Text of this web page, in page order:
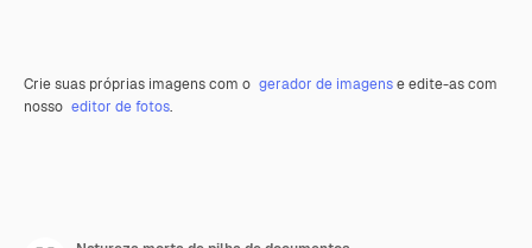
Crie suas próprias imagens com o gerador de imagense edite-as com
nosso editor de fotos.